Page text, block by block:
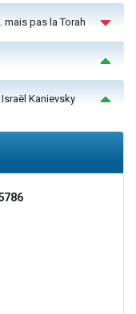
mais pas la Torah
Kanievsky